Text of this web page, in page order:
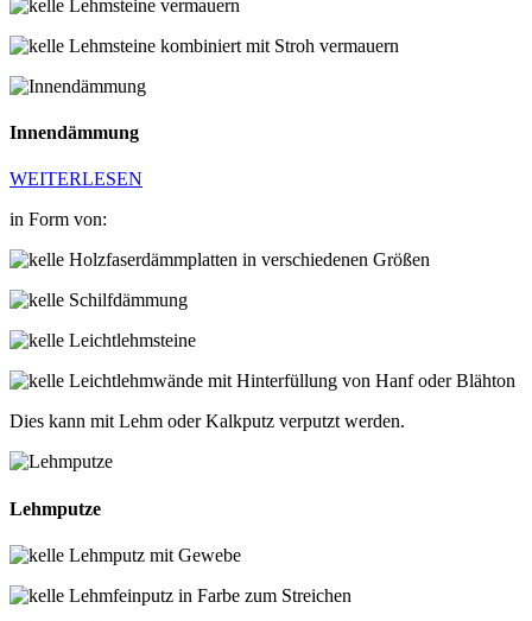
Lehmsteine vermauern
Lehmsteine kombiniert mit Stroh vermauern
Innendämmung
WEITERLESEN
in Form von:
Holzfaserdämmplatten in verschiedenen Größen
Schilfdämmung
Leichtlehmsteine
Leichtlehmwände mit Hinterfüllung von Hanf oder Blähton
Dies kann mit Lehm oder Kalkputz verputzt werden.
Lehmputze
Lehmputz mit Gewebe
Lehmfeinputz in Farbe zum Streichen